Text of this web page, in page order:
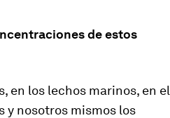
de estos
en los lechos marinos, en el
y nosotros mismos los